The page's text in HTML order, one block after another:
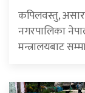
कपिलवस्तु,
नगरपालिका
मन्त्रालयबाट